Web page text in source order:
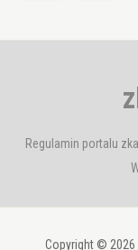
Regulamin portalu
Copyright ©